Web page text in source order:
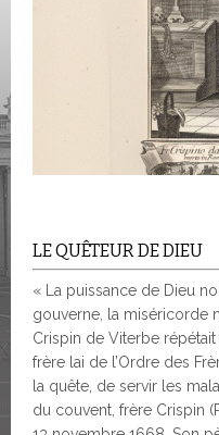
LE QUÊTEUR DE DIEU
« La puissance de Dieu
gouverne, la miséricorde
Crispin de Viterbe
frère lai de l’Ordre des
la quête, de servir les
du couvent, frère Crispin